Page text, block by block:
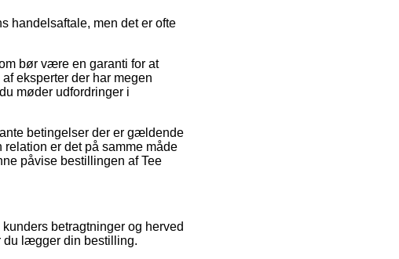
handelsaftale, men det er ofte
bør være en garanti for at
eksperter der har megen
møder udfordringer i
betingelser der er gældende
er det på samme måde
påvise bestillingen af Tee
betragtninger og herved
du lægger din bestilling.